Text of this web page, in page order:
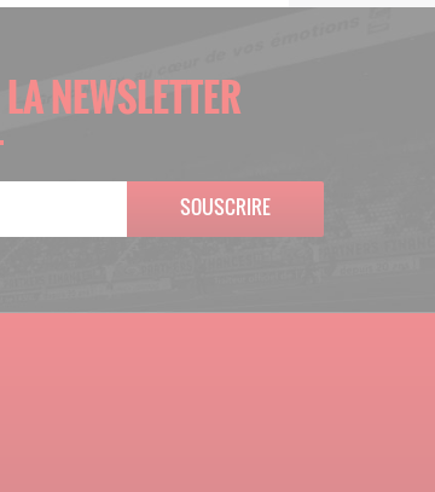
LA NEWSLETTER
SOUSCRIRE